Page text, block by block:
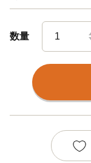
数量